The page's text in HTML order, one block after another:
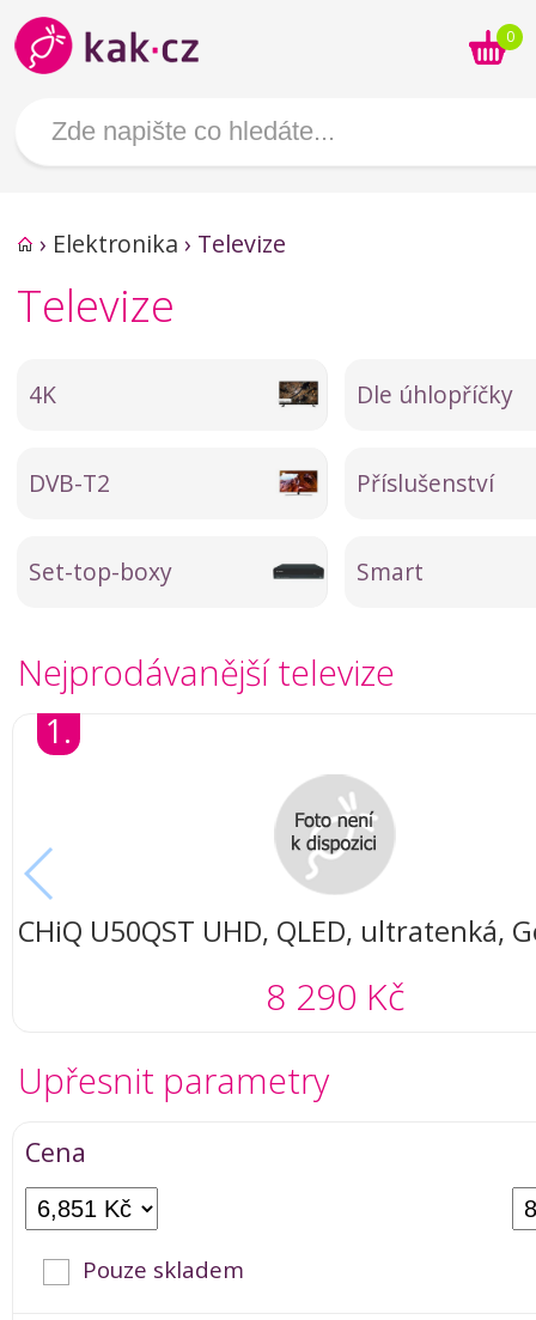
0
› Elektronika › Televize
Televize
4K Dle úhlopříčky
DVB-T2 Příslušenství
Set-top-boxy Smart
Nejprodávanější televize
1.
CHiQ U50QST UHD, QLED, ultratenká,
8 290 Kč
Upřesnit parametry
Cena
Pouze skladem